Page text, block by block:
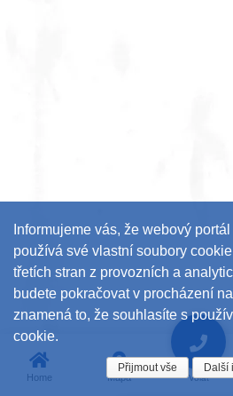
Home Mapa Volat
Informujeme vás, že webový
používá své vlastní soubory
třetích stran z provozních a
budete pokračovat v procházení
znamená to, že souhlasíte s
cookie.
Přijmout vše Další